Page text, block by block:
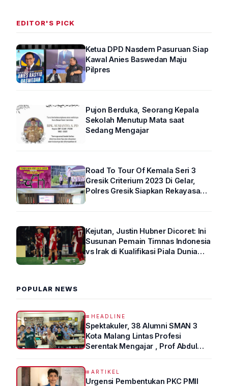
EDITOR'S PICK
Ketua DPD Nasdem Pasuruan Siap
Kawal Anies Baswedan Maju
Pilpres
Pujon Berduka, Seorang Kepala
Sekolah Menutup Mata saat
Sedang Mengajar
Road To Tour Of Kemala Seri 3
Gresik Criterium 2023 Di Gelar,
Polres Gresik Siapkan Rekayasa
Kejutan, Justin Hubner Dicoret: Ini
Susunan Pemain Timnas Indonesia
vs Irak di Kualifikasi Piala Dunia
POPULAR NEWS
HEADLINE
Spektakuler, 38 Alumni SMAN 3
Kota Malang Lintas Profesi
Serentak Mengajar , Prof Abdul
ARTIKEL
Urgensi Pembentukan PKC PMII